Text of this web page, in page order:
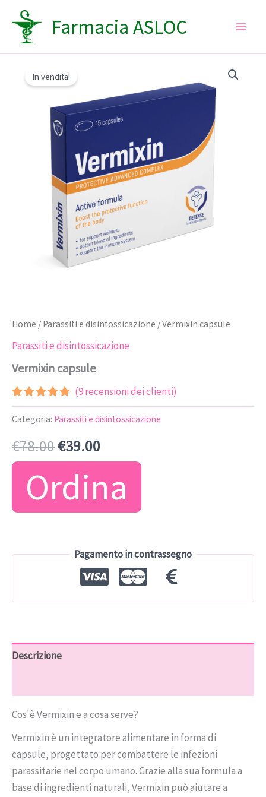
contenuto
Farmacia ASLOC
In vendita!
Home / Parassiti e disintossicazione / Vermixin capsule
Parassiti e disintossicazione
Vermixin capsule
Valutato
5.00su 5
su base
8
recensioni
(9recensioni dei clienti)
Categoria: Parassiti e disintossicazione
€78.00Il
prezzo
originale
€78.00.
€39.00Il
prezzo
attuale
€39.00.
Ordina
Pagamento in contrassegno
Descrizione
Cos'è Vermixin e a cosa serve?
Vermixin è un integratore alimentare in forma di
capsule, progettato per combattere le infezioni
parassitarie nel corpo umano. Grazie alla sua formula a
base di ingredienti naturali, Vermixin può aiutare a